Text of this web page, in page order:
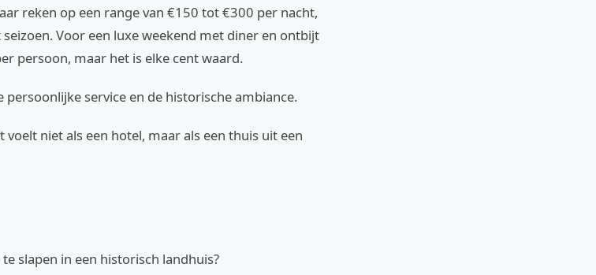
reken op een range van €150 tot €300 per nacht,
Voor een luxe weekend met diner en ontbijt
persoon, maar het is elke cent waard.
persoonlijke service en de historische ambiance.
voelt niet als een hotel, maar als een thuis uit een
slapen in een historisch landhuis?